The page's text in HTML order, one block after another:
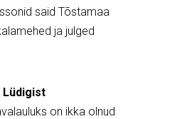
said Tõstamaa
ja julged
Lüdigist
on ikka olnud